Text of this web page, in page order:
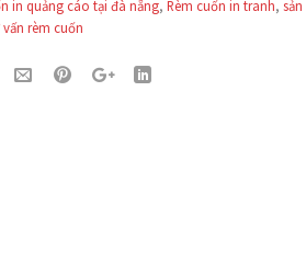
in quảng cáo tại đà nẵng,Rèm cuốn in tranh,
vấn rèm cuốn